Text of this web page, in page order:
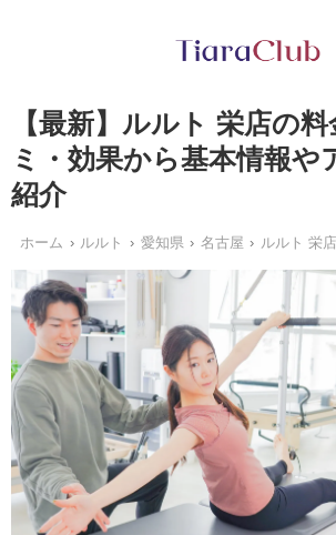
【最新】ルルト 栄店の
ミ・効果から基本情報や
紹介
ホーム ルルト 愛知県 名古屋 ルルト 栄店